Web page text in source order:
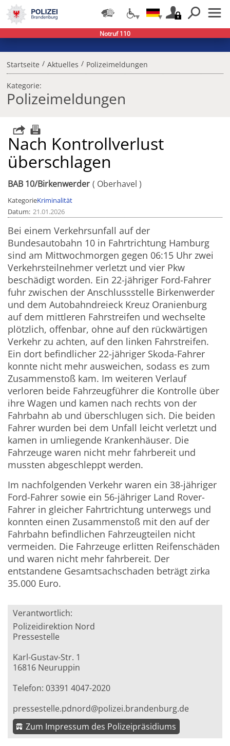
Startseite / Aktuelles / Polizeimeldungen
Kategorie:
Polizeimeldungen
Nach Kontrollverlust
überschlagen
BAB 10/Birkenwerder Oberhavel
KategorieKriminalität
Datum 21.01.2026
Bei einem Verkehrsunfall auf der
Bundesautobahn 10 in Fahrtrichtung Hamburg
sind am Mittwochmorgen gegen 06:15 Uhr zwei
Verkehrsteilnehmer verletzt und vier Pkw
beschädigt worden. Ein 22-jähriger Ford-Fahrer
fuhr zwischen der Anschlussstelle Birkenwerder
und dem Autobahndreieck Kreuz Oranienburg
auf dem mittleren Fahrstreifen und wechselte
plötzlich, offenbar, ohne auf den rückwärtigen
Verkehr zu achten, auf den linken Fahrstreifen.
Ein dort befindlicher 22-jähriger Skoda-Fahrer
konnte nicht mehr ausweichen, sodass es zum
Zusammenstoß kam. Im weiteren Verlauf
verloren beide Fahrzeugführer die Kontrolle über
ihre Wagen und kamen nach rechts von der
Fahrbahn ab und überschlugen sich. Die beiden
Fahrer wurden bei dem Unfall leicht verletzt und
kamen in umliegende Krankenhäuser. Die
Fahrzeuge waren nicht mehr fahrbereit und
mussten abgeschleppt werden.
Im nachfolgenden Verkehr waren ein 38-jähriger
Ford-Fahrer sowie ein 56-jähriger Land Rover-
Fahrer in gleicher Fahrtrichtung unterwegs und
konnten einen Zusammenstoß mit den auf der
Fahrbahn befindlichen Fahrzeugteilen nicht
vermeiden. Die Fahrzeuge erlitten Reifenschäden
und waren nicht mehr fahrbereit. Der
entstandene Gesamtsachschaden beträgt zirka
35.000 Euro.
Verantwortlich:
Polizeidirektion Nord
Pressestelle
Karl-Gustav-Str. 1
16816 Neuruppin
Telefon: 03391 4047-2020
pressestelle.pdnord@polizei.brandenburg.de
Zum Impressum des Polizeipräsidiums
Notruf 110